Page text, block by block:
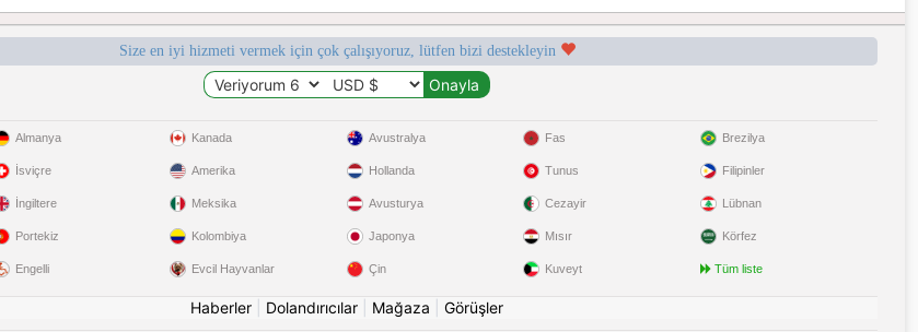
Size en iyi hizmeti vermek için çok çalışıyoruz, lütfen bizi destekleyin
Almanya
İsviçre
İngiltere
Portekiz
Engelli
Kanada
Amerika
Meksika
Kolombiya
Evcil Hayvanlar
Avustralya
Hollanda
Avusturya
Japonya
Çin
Fas
Tunus
Cezayir
Mısır
Kuveyt
Brezilya
Filipinler
Lübnan
Körfez
Tüm liste
Haberler Dolandırıcılar Mağaza Görüşler